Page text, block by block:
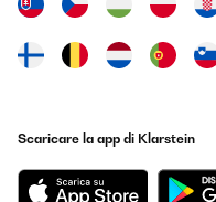
Scaricare la app di Klarstein